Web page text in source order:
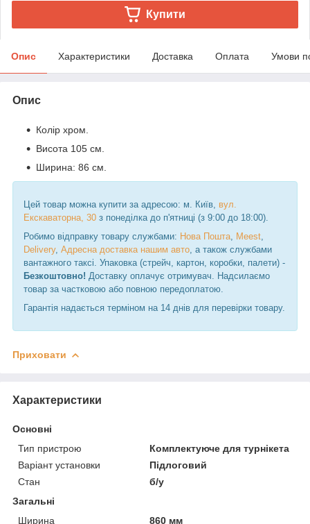
Купити
Опис Характеристики Доставка Оплата Умови
Опис
Колір хром.
Висота 105 см.
Ширина: 86 см.
Цей товар можна купити за адресою: м. Київ, вул.
Екскаваторна, 30 з понеділка до п'ятниці (з 9:00 до 18:00).
Робимо відправку товару службами: Нова Пошта Meest
Delivery, Адресна доставка нашим авто , а також службами
вантажного таксі. Упаковка (стрейч, картон, коробки, палети) -
Безкоштовно! Доставку оплачує отримувач. Надсилаємо
товар за частковою або повною передоплатою.
Гарантія надається терміном на 14 днів для перевірки товару.
Приховати
Характеристики
Основні
Тип пристрою
Комплектуюче для турнікета
Варіант установки
Підлоговий
Стан
б/у
Загальні
Ширина
860 мм